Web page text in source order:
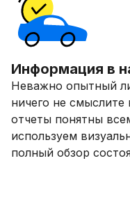
Информация в
Неважно опытный
ничего не
отчеты понятны
используем
полный обзор